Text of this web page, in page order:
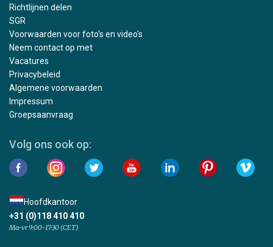
Richtlijnen delen
SGR
Voorwaarden voor foto's en video's
Neem contact op met
Vacatures
Privacybeleid
Algemene voorwaarden
Impressum
Groepsaanvraag
Volg ons ook op:
Hoofdkantoor
+31 (0)118 410 410
Ma-vr 9:00-17:30 (CET)